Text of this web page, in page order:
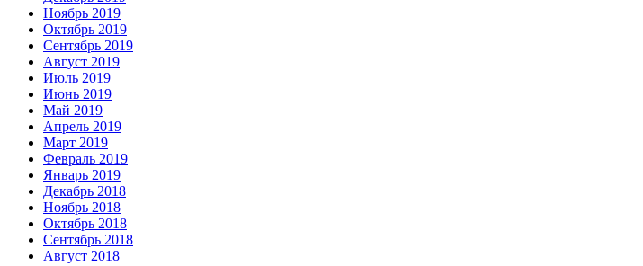
Ноябрь 2019
Октябрь 2019
Сентябрь 2019
Август 2019
Июль 2019
Июнь 2019
Май 2019
Апрель 2019
Март 2019
Февраль 2019
Январь 2019
Декабрь 2018
Ноябрь 2018
Октябрь 2018
Сентябрь 2018
Август 2018